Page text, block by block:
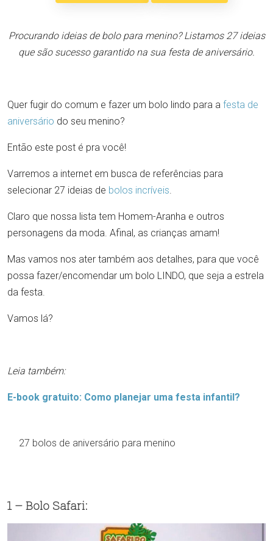
Procurando ideias de bolo para menino? Listamos 27 ideias
que são sucesso garantido na sua festa de aniversário.
Quer fugir do comum e fazer um bolo lindo para a festa de
aniversário do seu menino?
Então este post é pra você!
Varremos a internet em busca de referências para
selecionar 27 ideias de bolos incríveis
Claro que nossa lista tem Homem-Aranha e outros
personagens da moda. Afinal, as crianças amam!
Mas vamos nos ater também aos detalhes, para que você
possa fazer/encomendar um bolo LINDO, que seja a estrela
da festa.
Vamos lá?
Leia também:
E-book gratuito: Como planejar uma festa infantil?
27 bolos de aniversário para menino
1 – Bolo Safari: